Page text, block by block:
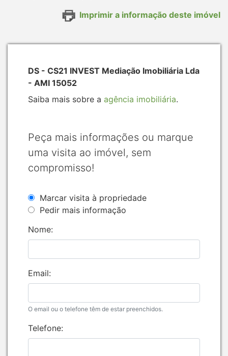
Imprimir a informação deste imóvel
DS - CS21 INVEST Mediação Imobiliária Lda
- AMI 15052
Saiba mais sobre a agência imobiliária.
Peça mais informações ou marque
uma visita ao imóvel, sem
compromisso!
Marcar visita à propriedade
Pedir mais informação
Nome:
Email:
O email ou o telefone têm de estar preenchidos.
Telefone: